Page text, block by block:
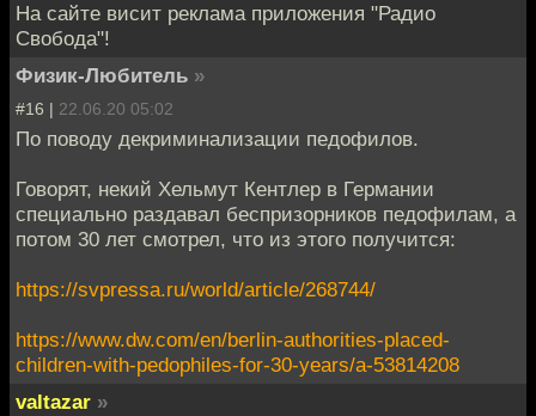
На сайте висит реклама приложения "Радио
Свобода"!
Физик-Любитель »
#16 | 22.06.20 05:02
По поводу декриминализации педофилов.
Говорят, некий Хельмут Кентлер в Германии
специально раздавал беспризорников педофилам, а
потом 30 лет смотрел, что из этого получится:
https://svpressa.ru/world/article/268744/
https://www.dw.com/en/berlin-authorities-placed-
children-with-pedophiles-for-30-years/a-53814208
valtazar »